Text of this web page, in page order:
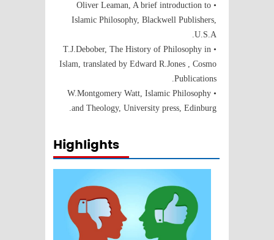
• Oliver Leaman, A brief introduction to
Islamic Philosophy, Blackwell Publishers,
U.S.A.
• T.J.Debober, The History of Philosophy in
Islam, translated by Edward R.Jones , Cosmo
Publications.
• W.Montgomery Watt, Islamic Philosophy
and Theology, University press, Edinburg.
Highlights